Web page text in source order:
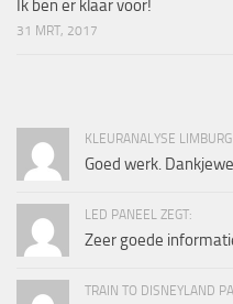
Ik ben er klaar voor!
31 MRT, 2017
KLEURANALYSE LIMBURG
Goed werk.
LED PANEEL ZEGT:
Zeer goede
TRAIN TO DISNEYLAND